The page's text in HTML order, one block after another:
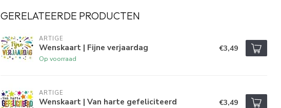
GERELATEERDE PRODUCTEN
ARTIGE
Wenskaart | Fijne verjaardag
Op voorraad
€3,49
ARTIGE
Wenskaart | Van harte gefeliciteerd €3,49